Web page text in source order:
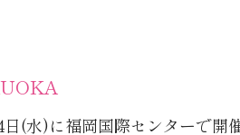
(水)に福岡国際センターで開